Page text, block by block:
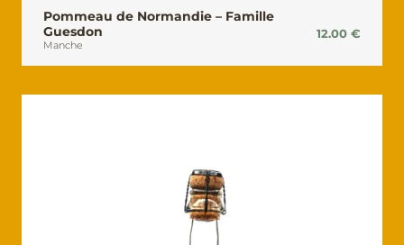
Pommeau de Normandie – Famille
Guesdon
Manche
12.00 €